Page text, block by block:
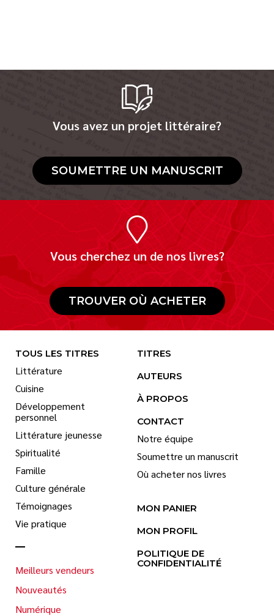
Vous avez un projet littéraire?
SOUMETTRE UN MANUSCRIT
Vous cherchez un de nos livres?
TROUVER OÙ ACHETER
TOUS LES TITRES
Littérature
Cuisine
Développement
personnel
Littérature jeunesse
Spiritualité
Famille
Culture générale
Témoignages
Vie pratique
Meilleurs vendeurs
Nouveautés
Numérique
TITRES
AUTEURS
À PROPOS
CONTACT
Notre équipe
Soumettre un manuscrit
Où acheter nos livres
MON PANIER
MON PROFIL
POLITIQUE DE
CONFIDENTIALITÉ